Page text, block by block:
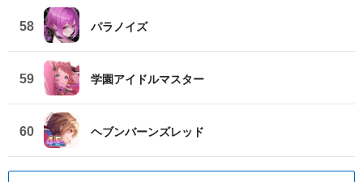
58 パラノイズ
59 学園アイドルマスター
60 ヘブンバーンズレッド